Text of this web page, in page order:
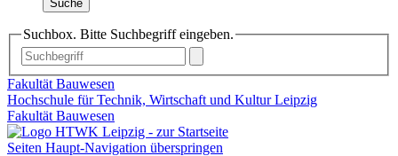
Suche
Suchbox. Bitte Suchbegriff eingeben.
Fakultät Bauwesen
Hochschule für Technik, Wirtschaft und Kultur Leipzig
Fakultät Bauwesen
Seiten Haupt-Navigation überspringen